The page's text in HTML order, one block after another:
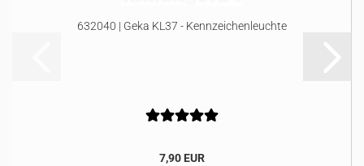
632040 | Geka KL37 - Kennzeichenleuchte
7,90 EUR